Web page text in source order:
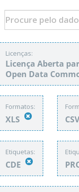
Licenças:
Licença Aberta
Open Data
Formatos:
XLS
Etiquetas:
CDE